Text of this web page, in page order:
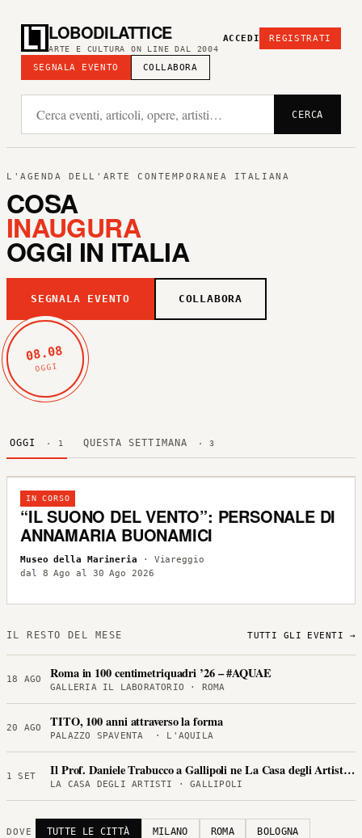
LOBODILATTICE
ARTE E CULTURA ON LINE DAL 2004
SEGNALA EVENTO COLLABORA
ACCEDI REGISTRATI
CERCA
L'AGENDA DELL'ARTE CONTEMPORANEA ITALIANA
COSA
INAUGURA
OGGI IN ITALIA
SEGNALA EVENTO COLLABORA
08.08
OGGI
OGGI · 1 QUESTA SETTIMANA · 3
IN CORSO
“IL SUONO DEL VENTO”: PERSONALE DI
ANNAMARIA BUONAMICI
Museo della Marineria · Viareggio
dal 8 Ago al 30 Ago 2026
IL RESTO DEL MESE TUTTI GLI EVENTI →
18 AGO Roma in 100 centimetriquadri ’26 – #AQUAE
GALLERIA IL LABORATORIO · ROMA
20 AGO TITO, 100 anni attraverso la forma
PALAZZO SPAVENTA · L'AQUILA
1 SET Il Prof. Daniele Trabucco a Gallipoli ne La Casa degli Artisti
LA CASA DEGLI ARTISTI · GALLIPOLI
DOVE TUTTE LE CITTÀ MILANO ROMA BOLOGNA